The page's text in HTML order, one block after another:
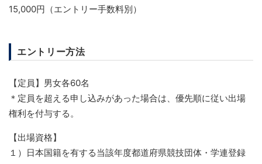
15,000円（エントリー手数料別）
エントリー方法
【定員】男女各60名
＊定員を超える申し込みがあった場合は、優先順に従い出場
権利を付与する。
【出場資格】
１）日本国籍を有する当該年度都道府県競技団体・学連登録